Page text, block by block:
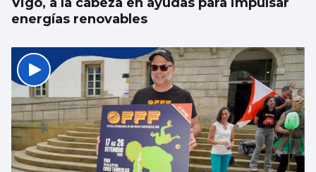
energías renovables